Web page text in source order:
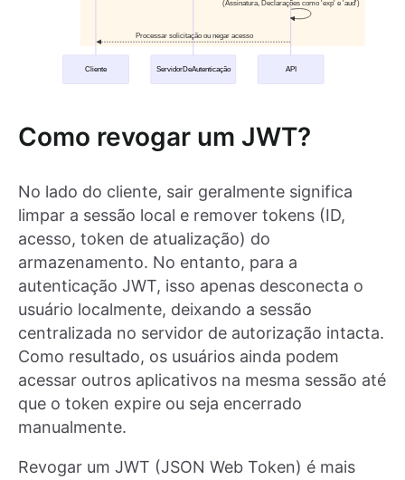
Como revogar um JWT?
No lado do cliente, sair geralmente significa
limpar a sessão local e remover tokens (ID,
acesso, token de atualização) do
armazenamento. No entanto, para a
autenticação JWT, isso apenas desconecta o
usuário localmente, deixando a sessão
centralizada no servidor de autorização intacta.
Como resultado, os usuários ainda podem
acessar outros aplicativos na mesma sessão até
que o token expire ou seja encerrado
manualmente.
Revogar um JWT (JSON Web Token) é mais